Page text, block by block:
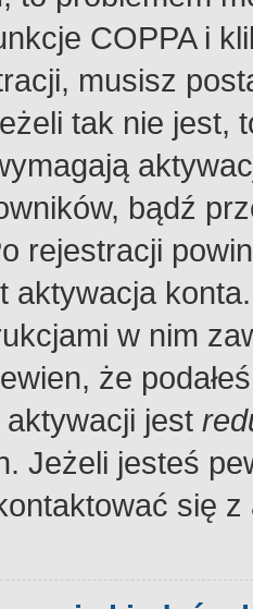
COPPA i
musisz
tak nie jest,
bądź
rejestracji
aktywacja
w nim
że
jest
Jeżeli jesteś
się